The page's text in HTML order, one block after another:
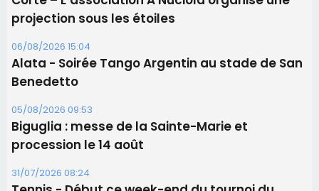
31/07/2026 08:24
Tennis - Début ce week-end du tournoi du
RCPV
31/07/2026 08:22
82ème anniversaire de la disparition du
Commandant Antoine de Saint Exupery
Les plus lus